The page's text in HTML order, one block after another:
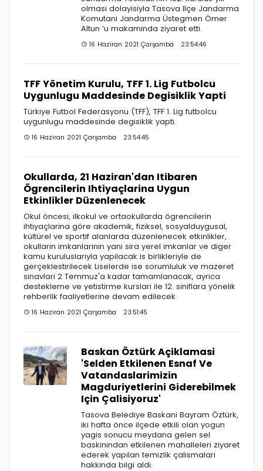
olmasi dolayisiyla Tasova Ilçe Jandarma
Komutani Jandarma Üstegmen Ömer
Altun ‘u makaminda ziyaret etti.
16 Haziran 2021 Çarşamba 23:54:46
TFF Yönetim Kurulu, TFF 1. Lig Futbolcu
Uygunlugu Maddesinde Degisiklik Yapti
Türkiye Futbol Federasyonu (TFF), TFF 1. Lig futbolcu
uygunlugu maddesinde degisiklik yapti.
16 Haziran 2021 Çarşamba 23:54:45
Okullarda, 21 Haziran'dan Itibaren
Ögrencilerin Ihtiyaçlarina Uygun
Etkinlikler Düzenlenecek
Okul öncesi, ilkokul ve ortaokullarda ögrencilerin
ihtiyaçlarina göre akademik, fiziksel, sosyalduygusal,
kültürel ve sportif alanlarda düzenlenecek etkinlikler,
okullarin imkanlarinin yani sira yerel imkanlar ve diger
kamu kuruluslariyla yapilacak is birlikleriyle de
gerçeklestirilecek Liselerde ise sorumluluk ve mazeret
sinavlari 2 Temmuz'a kadar tamamlanacak, ayrica
destekleme ve yetistirme kurslari ile 12. siniflara yönelik
rehberlik faaliyetlerine devam edilecek
16 Haziran 2021 Çarşamba 23:51:45
Baskan Öztürk Açiklamasi
'Selden Etkilenen Esnaf Ve
Vatandaslarimizin
Magduriyetlerini Giderebilmek
Için Çalisiyoruz'
Tasova Belediye Baskani Bayram Öztürk,
iki hafta önce ilçede etkili olan yogun
yagis sonucu meydana gelen sel
baskinindan etkilenen mahalleleri ziyaret
ederek yapilan temizlik çalismalari
hakkinda bilgi aldi.